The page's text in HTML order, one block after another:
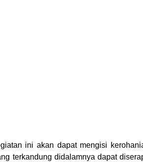
ini akan dapat mengisi
terkandung didalamnya dapat